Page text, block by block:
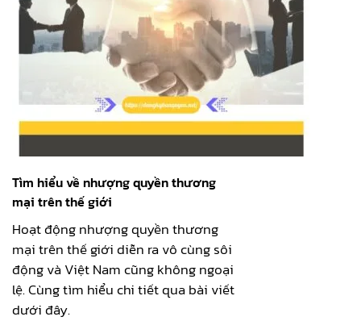
Tìm hiểu về nhượng quyền thương
mại trên thế giới
Hoạt động nhượng quyền thương
mại trên thế giới diễn ra vô cùng sôi
động và Việt Nam cũng không ngoại
lệ. Cùng tìm hiểu chi tiết qua bài viết
dưới đây.